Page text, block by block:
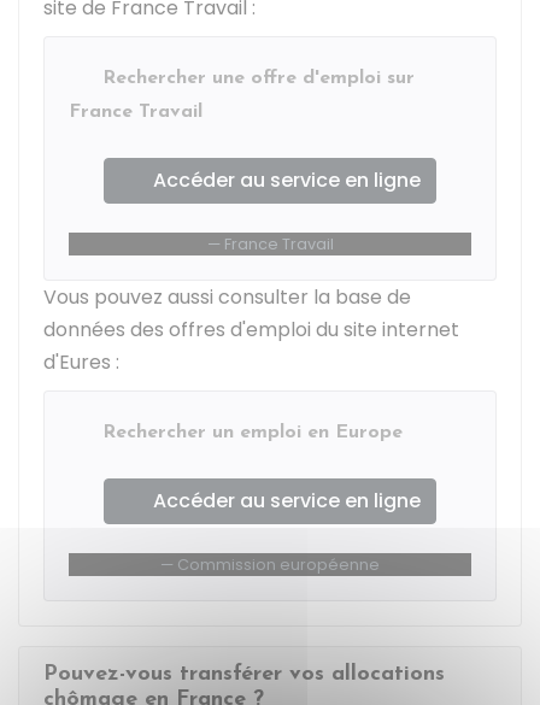
site de France Travail :
Rechercher une offre d'emploi sur
France Travail
Accéder au service en ligne
France Travail
Vous pouvez aussi consulter la base de
données des offres d'emploi du site internet
d'Eures :
Rechercher un emploi en Europe
Accéder au service en ligne
Commission européenne
Pouvez-vous transférer vos allocations
chômage en France ?